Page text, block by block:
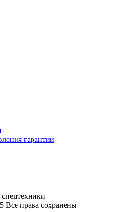
гарантии
спецтехники
Все права сохранены